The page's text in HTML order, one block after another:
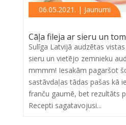
06.05.2021. | Jaunumi
Cāļa fileja ar sieru un
Sulīga Latvijā audzētas
sieru un vietējo zemnieku
mmmm! Iesakām pagaršot
sastāvdaļas tādas pašas kā
franču gaumē, bet rezultāts
Recepti sagatavojusi...